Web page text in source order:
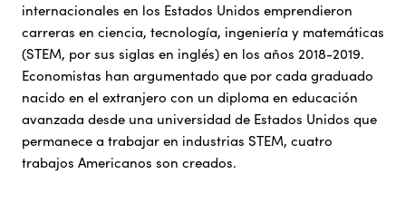
internacionales en los Estados Unidos emprendieron
carreras en ciencia, tecnología, ingeniería y matemáticas
(STEM, por sus siglas en inglés) en los años 2018-2019.
Economistas han argumentado que por cada graduado
nacido en el extranjero con un diploma en educación
avanzada desde una universidad de Estados Unidos que
permanece a trabajar en industrias STEM, cuatro
trabajos Americanos son creados.